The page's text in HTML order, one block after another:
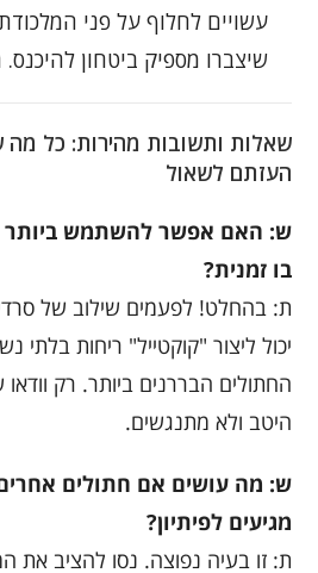
עשויים לחלוף על פני
שיצברו מספיק ביטחון להיכנס.
שאלות ותשובות מהירות: כל
העזתם לשאול
ש: האם אפשר להשתמש ביותר
בו זמנית?
ת: בהחלט! לפעמים שילוב של
יכול ליצור "קוקטייל" ריחות
החתולים הבררנים ביותר. רק
היטב ולא מתנגשים.
ש: מה עושים אם חתולים
מגיעים לפיתיון?
ת: זו בעיה נפוצה. נסו להציב את